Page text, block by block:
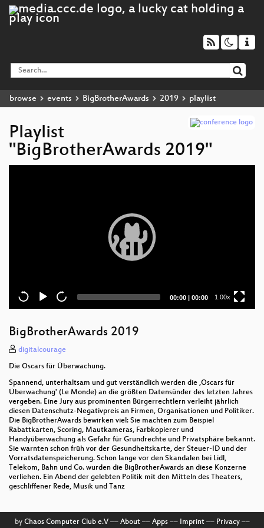
browse events BigBrotherAwards 2019 playlist
Playlist
"BigBrotherAwards 2019"
Current
00:00 | Total
00:00 1.00x
BigBrotherAwards 2019
digitalcourage
Die Oscars für Überwachung.
Spannend, unterhaltsam und gut verständlich werden die ‚Oscars für
Überwachung' (Le Monde) an die größten Datensünder des letzten Jahres
vergeben. Eine Jury aus prominenten Bürgerrechtlern verleiht jährlich
diesen Datenschutz-Negativpreis an Firmen, Organisationen und Politiker.
Die BigBrotherAwards bewirken viel: Sie machten zum Beispiel
Rabattkarten, Scoring, Mautkameras, Farbkopierer und
Handyüberwachung als Gefahr für Grundrechte und Privatsphäre bekannt.
Sie warnten schon früh vor der Gesundheitskarte, der Steuer-ID und der
Vorratsdatenspeicherung. Schon lange vor den Skandalen bei Lidl,
Telekom, Bahn und Co. wurden die BigBrotherAwards an diese Konzerne
verliehen. Ein Abend der gelebten Politik mit den Mitteln des Theaters,
geschliffener Rede, Musik und Tanz
by Chaos Computer Club e.V–– About–– Apps–– Imprint–– Privacy––